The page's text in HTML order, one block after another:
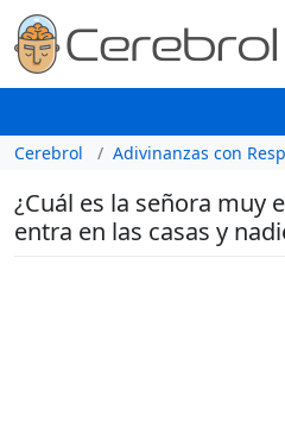
Cerebrol Adivinanzas con
¿Cuál es la señora muy
entra en las casas y